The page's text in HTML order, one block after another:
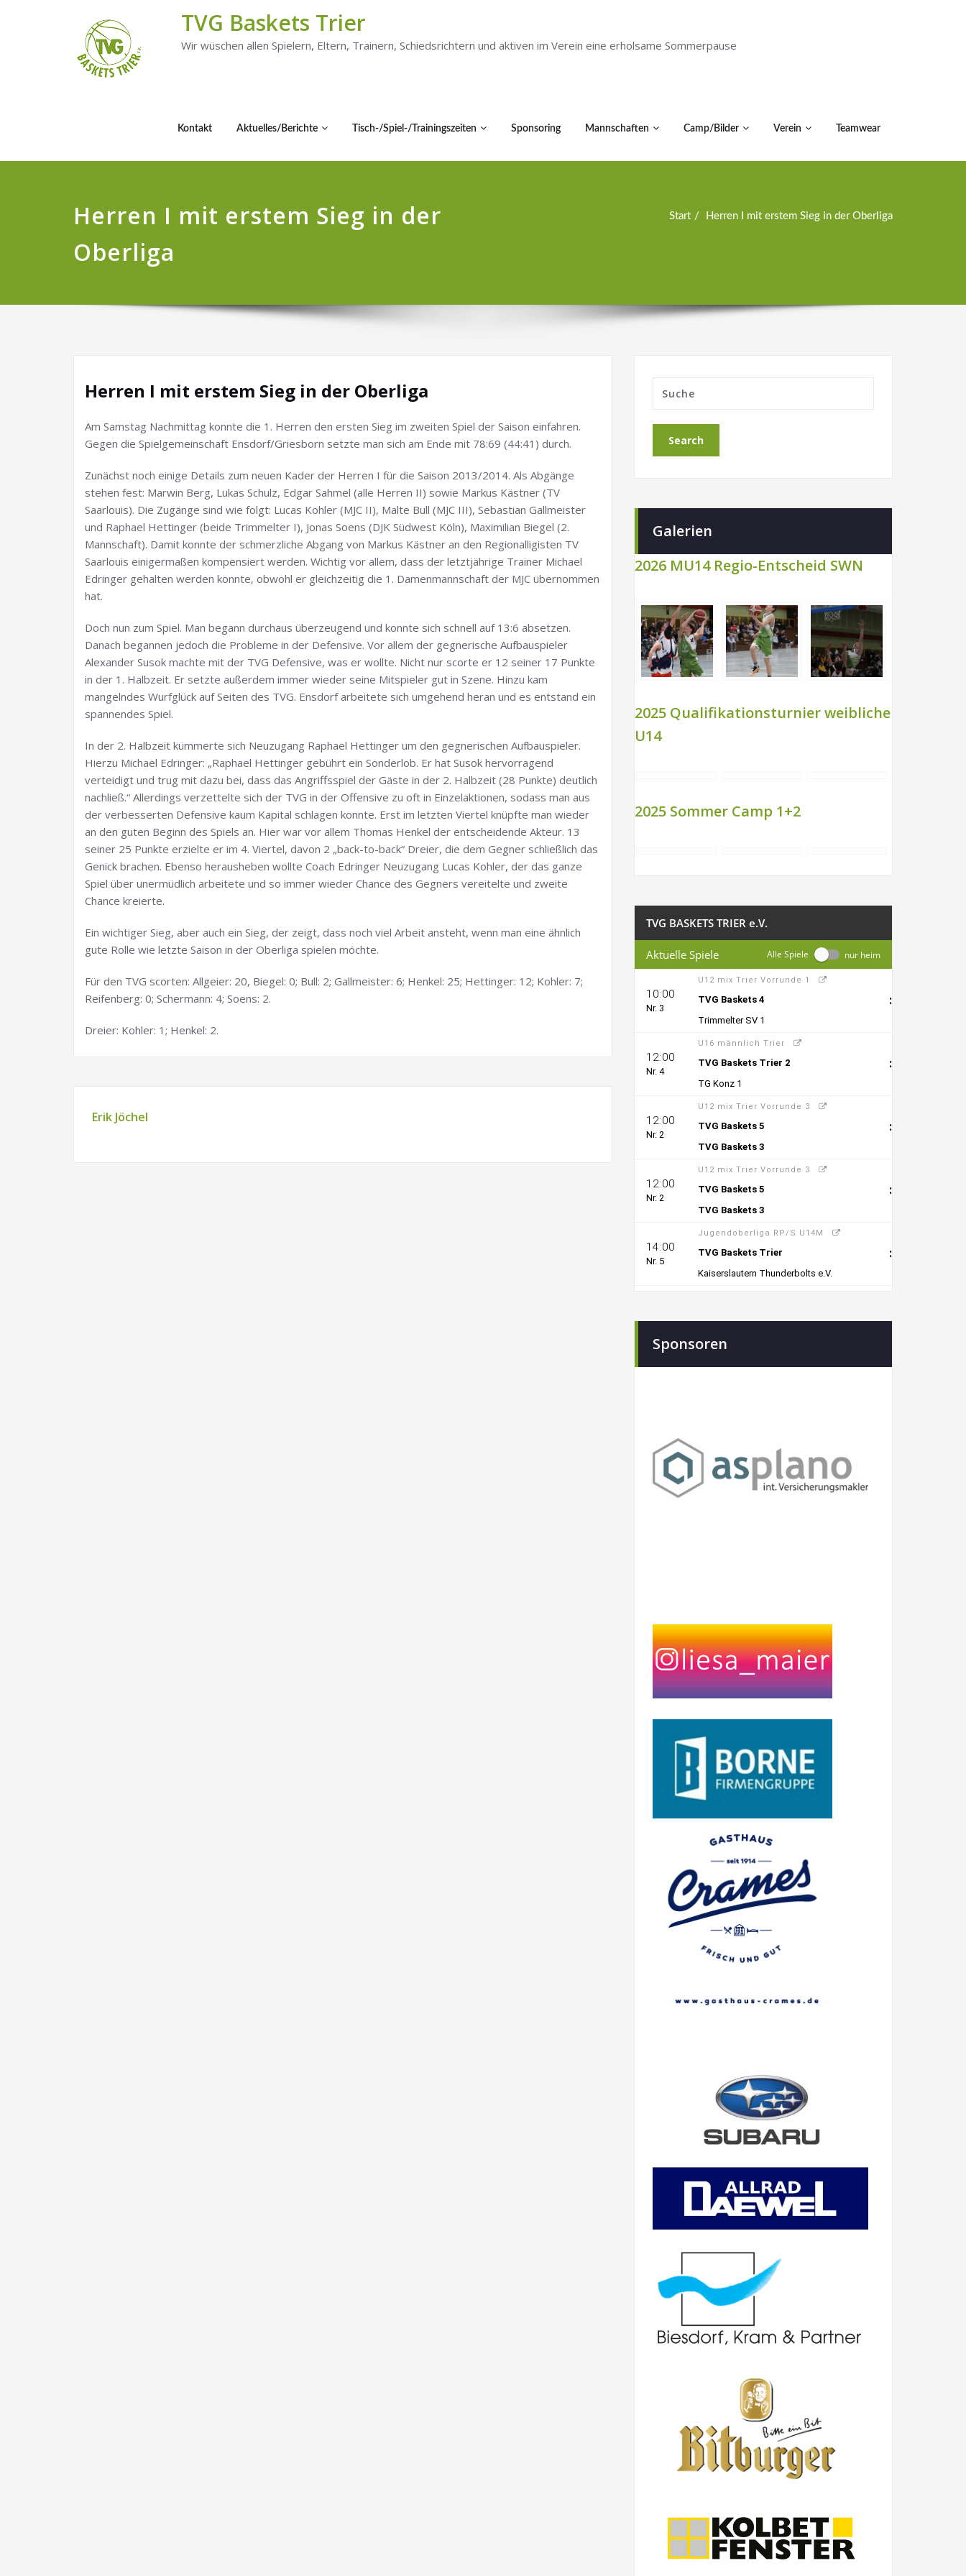
TVG Baskets Trier
Wir wüschen allen Spielern, Eltern, Trainern, Schiedsrichtern und aktiven im Verein eine erholsame Sommerpause
Kontakt Aktuelles/Berichte Tisch-/Spiel-/Trainingszeiten Sponsoring Mannschaften Camp/Bilder Verein Teamwear
Herren I mit erstem Sieg in der
Oberliga
Start Herren I mit erstem Sieg in der Oberliga
Herren I mit erstem Sieg in der Oberliga
Am Samstag Nachmittag konnte die 1. Herren den ersten Sieg im zweiten Spiel der Saison einfahren.
Gegen die Spielgemeinschaft Ensdorf/Griesborn setzte man sich am Ende mit 78:69 (44:41) durch.
Zunächst noch einige Details zum neuen Kader der Herren I für die Saison 2013/2014. Als Abgänge
stehen fest: Marwin Berg, Lukas Schulz, Edgar Sahmel (alle Herren II) sowie Markus Kästner (TV
Saarlouis). Die Zugänge sind wie folgt: Lucas Kohler (MJC II), Malte Bull (MJC III), Sebastian Gallmeister
und Raphael Hettinger (beide Trimmelter I), Jonas Soens (DJK Südwest Köln), Maximilian Biegel (2.
Mannschaft). Damit konnte der schmerzliche Abgang von Markus Kästner an den Regionalligisten TV
Saarlouis einigermaßen kompensiert werden. Wichtig vor allem, dass der letztjährige Trainer Michael
Edringer gehalten werden konnte, obwohl er gleichzeitig die 1. Damenmannschaft der MJC übernommen
hat.
Doch nun zum Spiel. Man begann durchaus überzeugend und konnte sich schnell auf 13:6 absetzen.
Danach begannen jedoch die Probleme in der Defensive. Vor allem der gegnerische Aufbauspieler
Alexander Susok machte mit der TVG Defensive, was er wollte. Nicht nur scorte er 12 seiner 17 Punkte
in der 1. Halbzeit. Er setzte außerdem immer wieder seine Mitspieler gut in Szene. Hinzu kam
mangelndes Wurfglück auf Seiten des TVG. Ensdorf arbeitete sich umgehend heran und es entstand ein
spannendes Spiel.
In der 2. Halbzeit kümmerte sich Neuzugang Raphael Hettinger um den gegnerischen Aufbauspieler.
Hierzu Michael Edringer: „Raphael Hettinger gebührt ein Sonderlob. Er hat Susok hervorragend
verteidigt und trug mit dazu bei, dass das Angriffsspiel der Gäste in der 2. Halbzeit (28 Punkte) deutlich
nachließ.“ Allerdings verzettelte sich der TVG in der Offensive zu oft in Einzelaktionen, sodass man aus
der verbesserten Defensive kaum Kapital schlagen konnte. Erst im letzten Viertel knüpfte man wieder
an den guten Beginn des Spiels an. Hier war vor allem Thomas Henkel der entscheidende Akteur. 13
seiner 25 Punkte erzielte er im 4. Viertel, davon 2 „back-to-back“ Dreier, die dem Gegner schließlich das
Genick brachen. Ebenso herausheben wollte Coach Edringer Neuzugang Lucas Kohler, der das ganze
Spiel über unermüdlich arbeitete und so immer wieder Chance des Gegners vereitelte und zweite
Chance kreierte.
Ein wichtiger Sieg, aber auch ein Sieg, der zeigt, dass noch viel Arbeit ansteht, wenn man eine ähnlich
gute Rolle wie letzte Saison in der Oberliga spielen möchte.
Für den TVG scorten: Allgeier: 20, Biegel: 0; Bull: 2; Gallmeister: 6; Henkel: 25; Hettinger: 12; Kohler: 7;
Reifenberg: 0; Schermann: 4; Soens: 2.
Dreier: Kohler: 1; Henkel: 2.
Erik Jöchel
Galerien
2026 MU14 Regio-Entscheid SWN
2025 Qualifikationsturnier weibliche
U14
2025 Sommer Camp 1+2
Sponsoren